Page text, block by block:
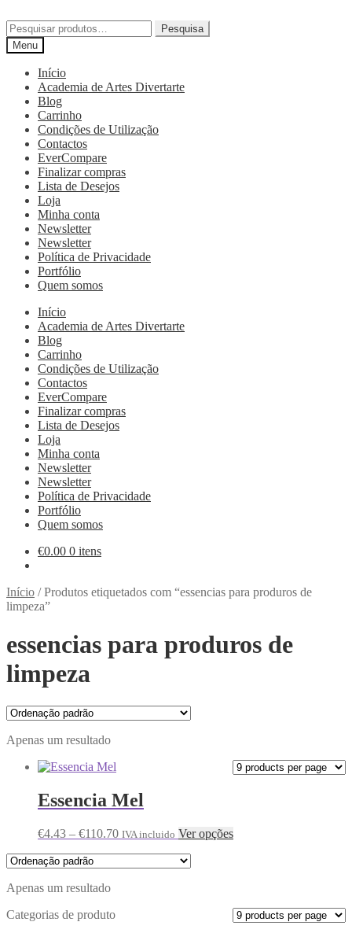
Pesquisa
Menu
Início
Academia de Artes Divertarte
Blog
Carrinho
Condições de Utilização
Contactos
EverCompare
Finalizar compras
Lista de Desejos
Loja
Minha conta
Newsletter
Newsletter
Política de Privacidade
Portfólio
Quem somos
Início
Academia de Artes Divertarte
Blog
Carrinho
Condições de Utilização
Contactos
EverCompare
Finalizar compras
Lista de Desejos
Loja
Minha conta
Newsletter
Newsletter
Política de Privacidade
Portfólio
Quem somos
€0.00 0 itens
Início /Produtos etiquetados com “essencias para produros de
limpeza”
essencias para produros de
limpeza
Apenas um resultado
Essencia Mel
€4.43 – €110.70 IVA incluido Ver opções
Apenas um resultado
Categorias de produto